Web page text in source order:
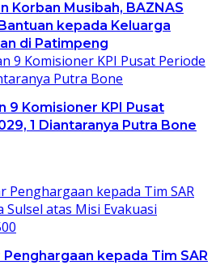
Korban Musibah, BAZNAS
kepada Keluarga
di Patimpeng
9 Komisioner KPI Pusat
1 Diantaranya Putra Bone
Penghargaan kepada Tim SAR